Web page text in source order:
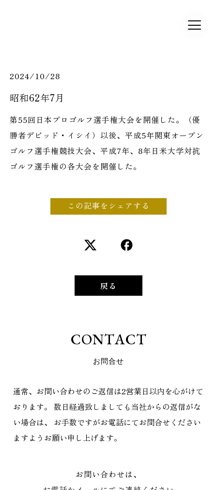
2024/10/28
昭和62年7月
第55回日本プロゴルフ選手権大会を開催した。（優
勝者デビッド・イシイ）以後、平成5年関東オープン
ゴルフ選手権競技大会、平成7年、8年日米大学対抗
ゴルフ選手権の各大会を開催した。
この記事をシェアする
戻る
CONTACT
お問合せ
通常、お問い合わせのご返信は2営業日以内を心がけて
おります。 数日経過致しましても当社からの返信がな
い場合は、
お手数ですがお電話にてお問合せください
ますようお願い申し上げます。
お問い合わせは、